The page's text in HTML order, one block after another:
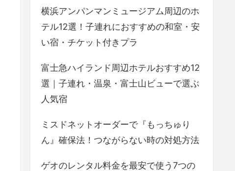
横浜アンパンマンミュージアム周辺のホ
テル12選！子連れにおすすめの和室・安
い宿・チケット付きプラ
富士急ハイランド周辺ホテルおすすめ12
選｜子連れ・温泉・富士山ビューで選ぶ
人気宿
ミスドネットオーダーで『もっちゅり
ん』確保法！つながらない時の対処方法
ゲオのレンタル料金を最安で使う7つの